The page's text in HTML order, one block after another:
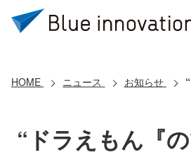
導入事例
HOME ニュース お知らせ
“ドラえもん『